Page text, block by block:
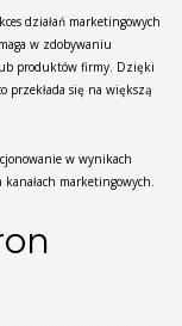
działań marketingowych
w zdobywaniu
produktów firmy. Dzięki
przekłada się na większą
w wynikach
marketingowych.